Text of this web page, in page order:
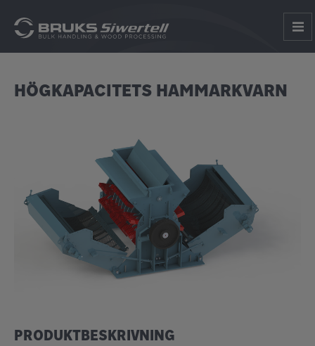
HÖGKAPACITETS HAMMARKVARN
PRODUKTBESKRIVNING